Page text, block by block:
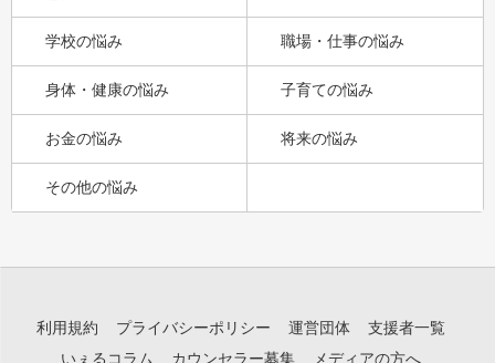
学校の悩み 職場・仕事の悩み
身体・健康の悩み 子育ての悩み
お金の悩み 将来の悩み
その他の悩み
利用規約 プライバシーポリシー 運営団体
支援者一覧
いぇるコラム
カウンセラー募集 メディアの方へ